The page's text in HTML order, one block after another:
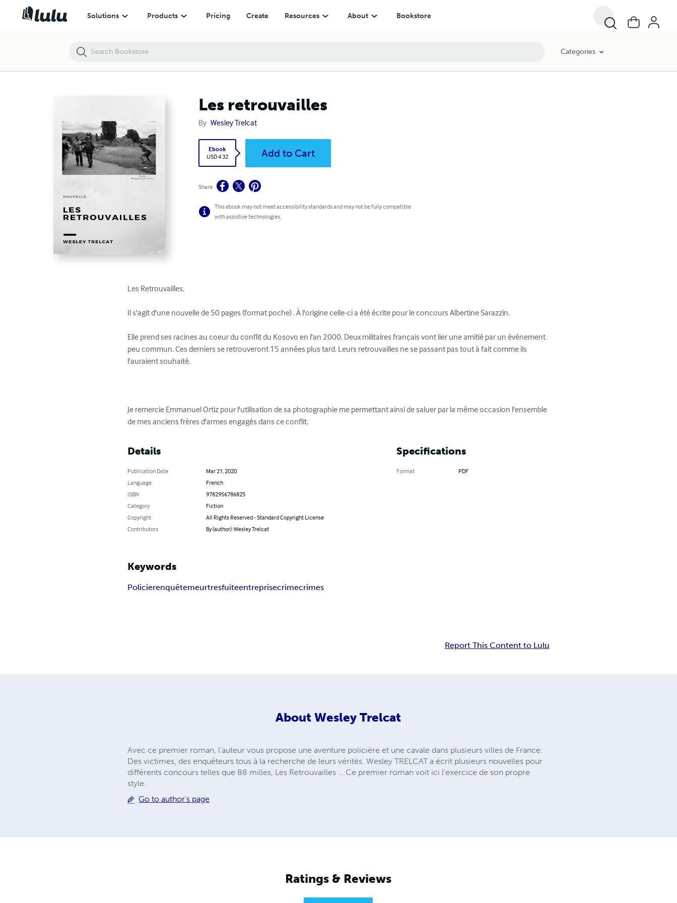
Solutions Products Pricing Create Resources About Bookstore
Categories
Les retrouvailles
By Wesley Trelcat
Ebook
USD 4.32
Add to Cart
Share
This ebook may not meet accessibility standards and may not be fully compatible
with assistive technologies.
Les Retrouvailles.
Il s'agit d'une nouvelle de 50 pages (format poche) . À l'origine celle-ci a été écrite pour le concours Albertine Sarazzin.
Elle prend ses racines au coeur du conflit du Kosovo en l'an 2000. Deux militaires français vont lier une amitié par un événement
peu commun. Ces derniers se retrouveront 15 années plus tard. Leurs retrouvailles ne se passant pas tout à fait comme ils
l'auraient souhaité.
Je remercie Emmanuel Ortiz pour l'utilisation de sa photographie me permettant ainsi de saluer par la même occasion l'ensemble
de mes anciens frères d'armes engagés dans ce conflit.
Details
Publication Date
Mar 21, 2020
Language
French
ISBN
9782956786825
Category
Fiction
Copyright
All Rights Reserved - Standard Copyright License
Contributors
By (author): Wesley Trelcat
Specifications
Format PDF
Keywords
Policierenquêtemeurtresfuiteentreprisecrimecrimes
Report This Content to Lulu
About Wesley Trelcat
Avec ce premier roman, l'auteur vous propose une aventure policière et une cavale dans plusieurs villes de France.
Des victimes, des enquêteurs tous à la recherche de leurs vérités. Wesley TRELCAT a écrit plusieurs nouvelles pour
différents concours telles que 88 milles, Les Retrouvailles … Ce premier roman voit ici l'exercice de son propre
style.
Go to author's page
Ratings & Reviews
Les retrouvailles